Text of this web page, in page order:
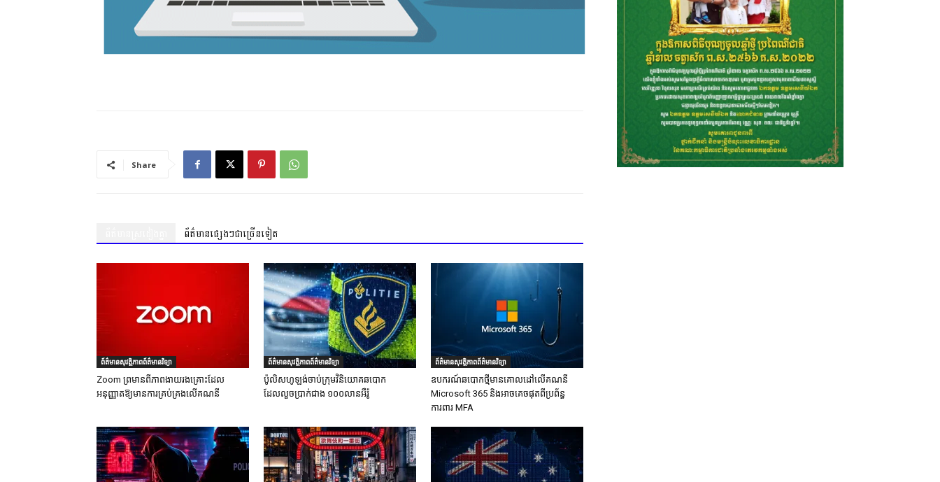
Share
ព័ត៌មានផ្សេងៗជាច្រើនទៀត
ព័ត៌មានសុវត្ថិភាពព័ត៌មានវិទ្យា
Zoom ព្រមានពីភាពងាយរងគ្រោះដែល
អនុញ្ញាតឱ្យមានការគ្រប់គ្រងលើគណនី
ព័ត៌មានសុវត្ថិភាពព័ត៌មានវិទ្យា
ប៉ូលិសហូឡង់ចាប់ក្រុមវិនិយោគឆបោក
ដែលលួចប្រាក់ជាង ១០០លានអឺរ៉ូ
ព័ត៌មានសុវត្ថិភាពព័ត៌មានវិទ្យា
ឧបករណ៍ឆបោកថ្មីមានគោលដៅលើគណនី
Microsoft 365 និងអាចគេចផុតពីប្រព័ន្ធ
ការពារ MFA